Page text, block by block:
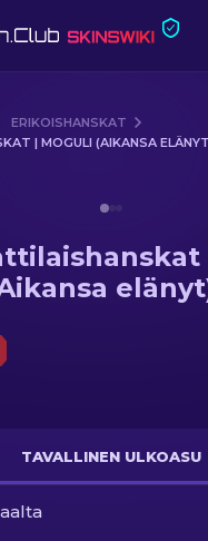
ERIKOISHANSKAT
| MOGULI (AIKANSA
TAVALLINEN ULKOASU